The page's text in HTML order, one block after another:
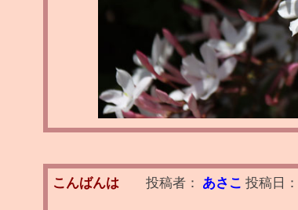
こんばんは 投稿者： あさこ 投稿日：